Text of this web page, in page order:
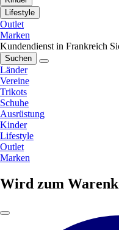
Lifestyle
Outlet
Marken
Kundendienst in Frankreich
Suchen
Länder
Vereine
Trikots
Schuhe
Ausrüstung
Kinder
Lifestyle
Outlet
Marken
Wird zum